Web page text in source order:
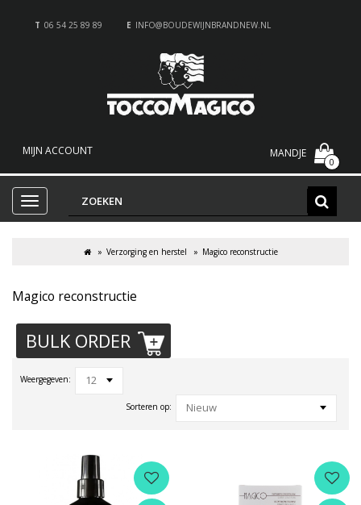
T 06 54 25 89 89 E INFO@BOUDEWIJNBRANDNEW.NL
MIJN ACCOUNT MANDJE
0
Verzorging en herstel Magico reconstructie
Magico reconstructie
BULK ORDER
Weergegeven: 12
Sorteren op: Nieuw